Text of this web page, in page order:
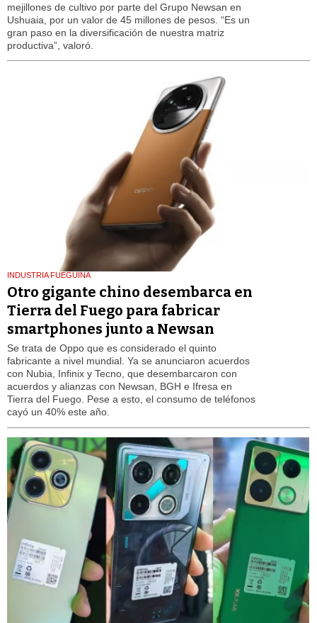
mejillones de cultivo por parte del Grupo Newsan en
Ushuaia, por un valor de 45 millones de pesos. “Es un
gran paso en la diversificación de nuestra matriz
productiva”, valoró.
INDUSTRIA FUEGUINA
Otro gigante chino desembarca en
Tierra del Fuego para fabricar
smartphones junto a Newsan
Se trata de Oppo que es considerado el quinto
fabricante a nivel mundial. Ya se anunciaron acuerdos
con Nubia, Infinix y Tecno, que desembarcaron con
acuerdos y alianzas con Newsan, BGH e Ifresa en
Tierra del Fuego. Pese a esto, el consumo de teléfonos
cayó un 40% este año.